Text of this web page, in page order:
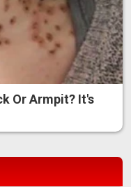
Or Armpit? It's